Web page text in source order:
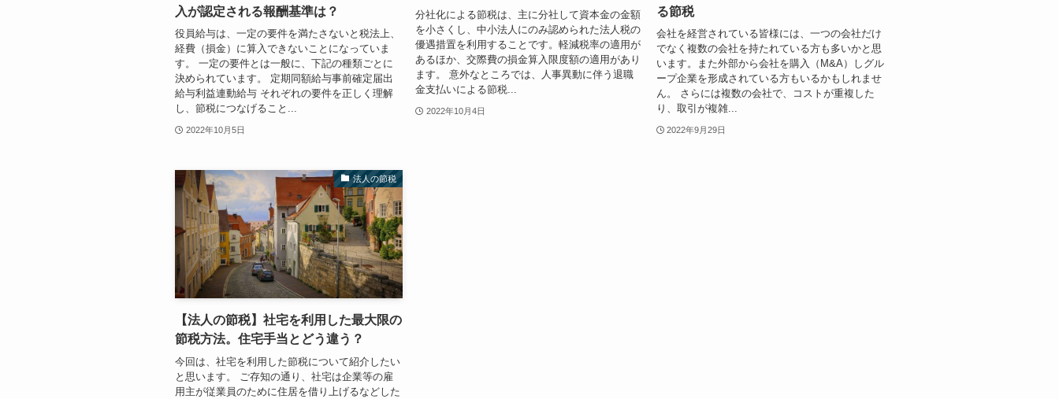
入が認定される報酬基準は？
役員給与は、一定の要件を満たさないと税法上、
経費（損金）に算入できないことになっていま
す。 一定の要件とは一般に、下記の種類ごとに
決められています。 定期同額給与事前確定届出
給与利益連動給与 それぞれの要件を正しく理解
し、節税につなげること...
2022年10月5日
分社化による節税は、主に分社して資本金の金額
を小さくし、中小法人にのみ認められた法人税の
優遇措置を利用することです。軽減税率の適用が
あるほか、交際費の損金算入限度額の適用があり
ます。 意外なところでは、人事異動に伴う退職
金支払いによる節税...
2022年10月4日
る節税
会社を経営されている皆様には、一つの会社だけ
でなく複数の会社を持たれている方も多いかと思
います。また外部から会社を購入（M&A）しグル
ープ企業を形成されている方もいるかもしれませ
ん。 さらには複数の会社で、コストが重複した
り、取引が複雑...
2022年9月29日
法人の節税
【法人の節税】社宅を利用した最大限の
節税方法。住宅手当とどう違う？
今回は、社宅を利用した節税について紹介したい
と思います。 ご存知の通り、社宅は企業等の雇
用主が従業員のために住居を借り上げるなどした